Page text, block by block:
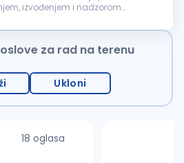
izvođenjem i nadzorom
za rad na terenu
Ukloni
18 oglasa